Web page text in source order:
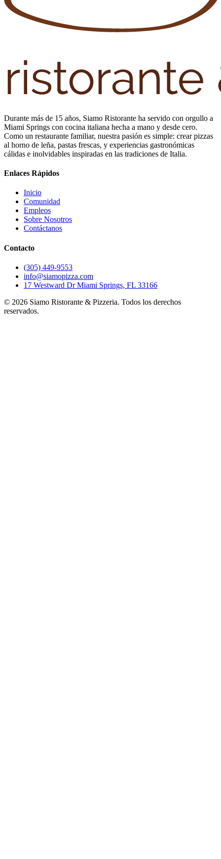
Durante más de 15 años, Siamo Ristorante ha servido con orgullo a
Miami Springs con cocina italiana hecha a mano y desde cero.
Como un restaurante familiar, nuestra pasión es simple: crear pizzas
al horno de leña, pastas frescas, y experiencias gastronómicas
cálidas e inolvidables inspiradas en las tradiciones de Italia.
Enlaces Rápidos
Inicio
Comunidad
Empleos
Sobre Nosotros
Contáctanos
Contacto
(305) 449-9553
info@siamopizza.com
17 Westward Dr Miami Springs, FL 33166
© 2026 Siamo Ristorante & Pizzeria. Todos los derechos
reservados.